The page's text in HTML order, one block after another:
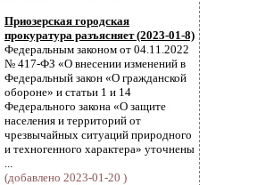
Приозерская городская
прокуратура разъясняет (2023-01-8)
Федеральным законом от 04.11.2022
№ 417-ФЗ «О внесении изменений в
Федеральный закон «О гражданской
обороне» и статьи 1 и 14
Федерального закона «О защите
населения и территорий от
чрезвычайных ситуаций природного
и техногенного характера» уточнены
...
(добавлено 2023-01-20 )